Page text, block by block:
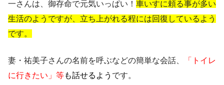
一さんは、御存命で元気いっぱい！ 車いすに頼る事が多い
生活のようですが、立ち上がれる程には回復しているよう
です。
妻・祐美子さんの名前を呼ぶなどの簡単な会話
「トイレ
に行きたい」等も話せる よう です。